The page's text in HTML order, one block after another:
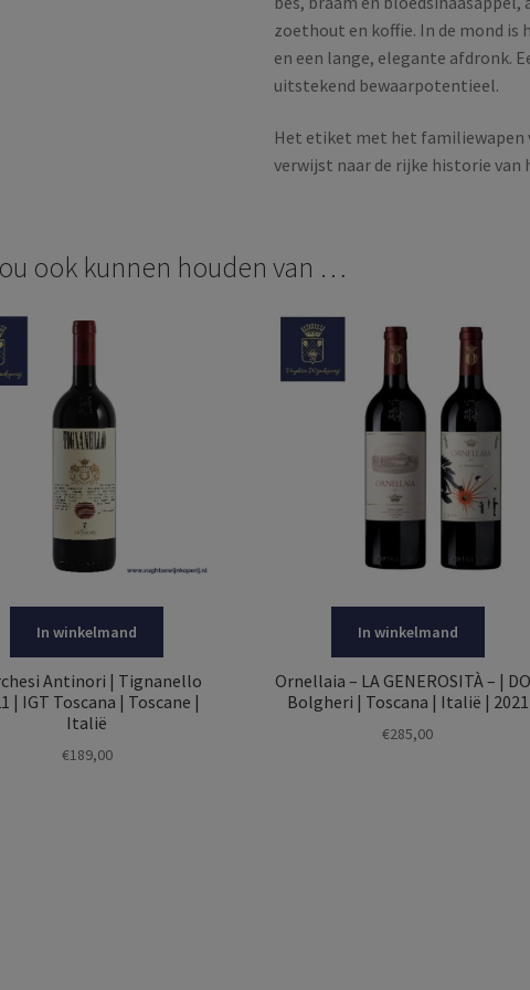
zoethout en koffie. In de mond
en een lange, elegante afdronk.
uitstekend bewaarpotentieel.
Het etiket met het familiewapen
verwijst naar de rijke historie van
ook kunnen houden van …
In winkelmand
Antinori | Tignanello
| IGT Toscana | Toscane |
Italië
€189,00
In winkelmand
Ornellaia – LA GENEROSITÀ – |
Bolgheri | Toscana | Italië | 2021
€285,00